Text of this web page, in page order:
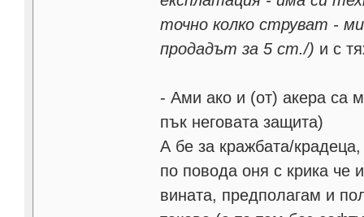
точно колко струват -
продадът за 5 ст./) и с
- Ами ако и (от) акера са
пък неговата защита)
А бе за кражбата/
по повода оня с крика че
вината, предполагам и